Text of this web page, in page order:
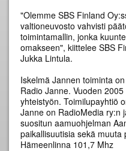
"Olemme SBS Finland
valtioneuvosto vahvisti
toimintamallin, jonka
omakseen", kiittelee SBS
Jukka Lintula.
Iskelmä Jannen toiminta
Radio Janne. Vuoden
yhteistyön. Toimilupayhtiö
Janne on RadioMedia ry:n
suositun aamuohjelman
paikallisuutisia sekä
Hämeenlinna 101,7 Mhz